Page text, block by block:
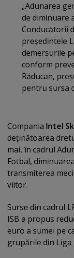
„Adunarea
de diminuare
Conducătorii
preşedintele
demersurile
conform
Răducan,
pentru sursa
Compania Intel
deţinătoarea
mai, în cadrul
Fotbal,
transmiterea
viitor.
Surse din cadrul
ISB a propus
euro a sumei pe
grupările din Liga